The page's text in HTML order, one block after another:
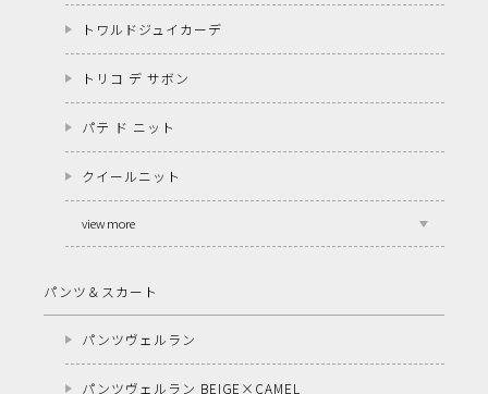
トワルドジュイカーデ
トリコ デ サボン
パテ ド ニット
クイールニット
view more
パンツ＆スカート
パンツヴェルラン
パンツヴェルラン BEIGE×CAMEL